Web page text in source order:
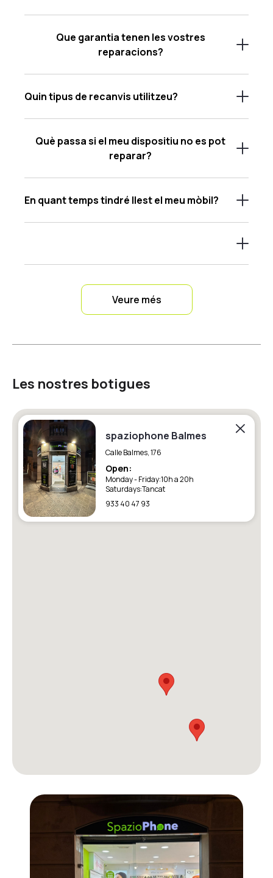
Que garantia tenen les vostres
reparacions?
Quin tipus de recanvis utilitzeu?
Què passa si el meu dispositiu no es pot
reparar?
En quant temps tindré llest el meu mòbil?
Veure més
Les nostres botigues
spaziophone Balmes
Calle Balmes, 176
Open:
Monday - Friday:10h a 20h
Saturdays:Tancat
933 40 47 93